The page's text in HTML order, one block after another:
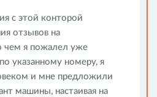
с этой конторой
отзывов на
чем я пожалел уже
указанному номеру, я
и мне предложили
машины, настаивая на